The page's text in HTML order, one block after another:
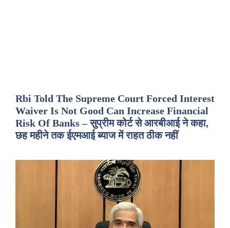
Rbi Told The Supreme Court Forced Interest
Waiver Is Not Good Can Increase Financial
Risk Of Banks – सुप्रीम कोर्ट से आरबीआई ने कहा,
छह महीने तक ईएमआई ब्याज में राहत ठीक नहीं